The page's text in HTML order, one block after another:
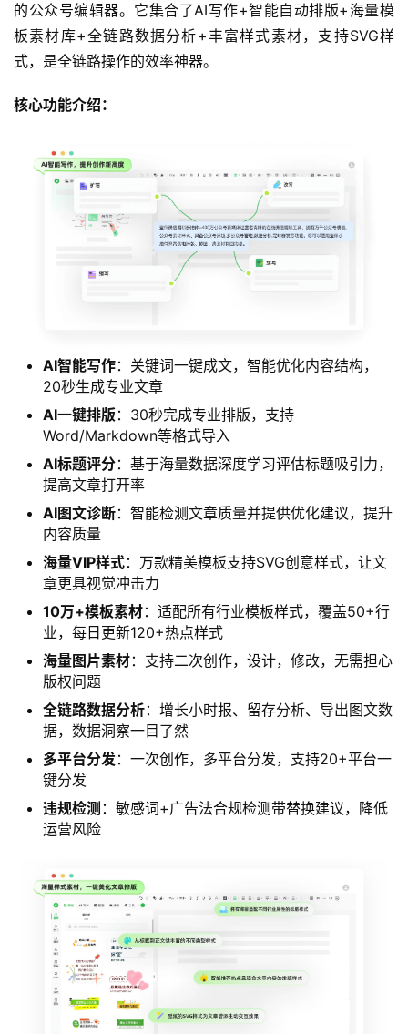
的公众号编辑器。它集合了AI写作+智能自动排版+海量模
板素材库+全链路数据分析+丰富样式素材，支持SVG样
式，是全链路操作的效率神器。
核心功能介绍：
AI智能写作：关键词一键成文，智能优化内容结构，
20秒生成专业文章
AI一键排版：30秒完成专业排版，支持
Word/Markdown等格式导入
AI标题评分：基于海量数据深度学习评估标题吸引力，
提高文章打开率
AI图文诊断：智能检测文章质量并提供优化建议，提升
内容质量
海量VIP样式：万款精美模板支持SVG创意样式，让文
章更具视觉冲击力
10万+模板素材：适配所有行业模板样式，覆盖50+行
业，每日更新120+热点样式
海量图片素材：支持二次创作，设计，修改，无需担心
版权问题
全链路数据分析：增长小时报、留存分析、导出图文数
据，数据洞察一目了然
多平台分发：一次创作，多平台分发，支持20+平台一
键分发
违规检测 ：敏感词+广告法合规检测带替换建议，降低
运营风险